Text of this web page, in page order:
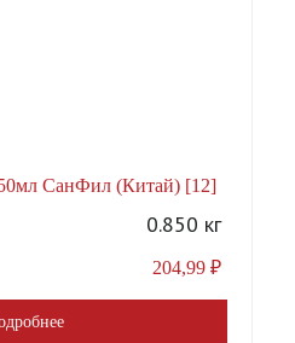
СанФил (Китай) [12]
0.850 кг
204,99 ₽